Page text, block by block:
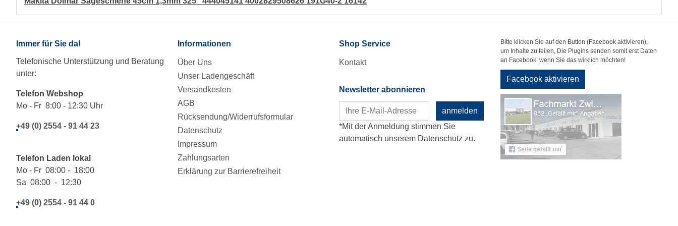
Immer für Sie da!
Telefonische Unterstützung und Beratung
unter:
Telefon Webshop
Mo - Fr 8:00 - 12:30 Uhr
+49 (0) 2554 - 91 44 23
Telefon Laden lokal
Mo - Fr 08:00 - 18:00
Sa 08:00 - 12:30
+49 (0) 2554 - 91 44 0
Informationen
Über Uns
Unser Ladengeschäft
Versandkosten
AGB
Rücksendung/Widerrufsformular
Datenschutz
Impressum
Zahlungsarten
Erklärung zur Barrierefreiheit
Shop Service
Kontakt
Newsletter abonnieren
anmelden
*Mit der Anmeldung stimmen Sie
automatisch unserem Datenschutz zu.
Bitte klicken Sie auf den Button (Facebook aktivieren),
um Inhalte zu teilen, Die Plugins senden somit erst Daten
an Facebook, wenn Sie das wirklich möchten!
Facebook aktivieren